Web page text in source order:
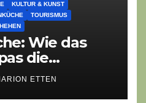
KULTUR & KUNST
TOURISMUS
Wie das
die
Gastronomie
ETTEN